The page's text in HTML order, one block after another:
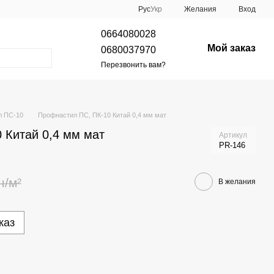
РусУкр Желания Вход
0664080028
0680037970
Перезвонить вам?
Мой заказ
ПС-10 Профнастил ПС, ПК-10 Китай 0,4 мм мат
0,4 мм мат Артикул
PR-146
м² В желания